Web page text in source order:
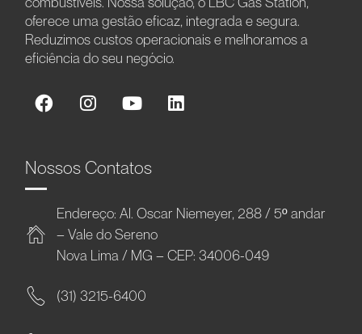
oferece uma gestão eficaz, integrada e segura.
Reduzimos custos operacionais e melhoramos a
eficiência do seu negócio.
Nossos Contatos
Endereço: Al. Oscar Niemeyer, 288 / 5º andar
– Vale do Sereno
Nova Lima / MG – CEP: 34006-049
(31) 3215-6400